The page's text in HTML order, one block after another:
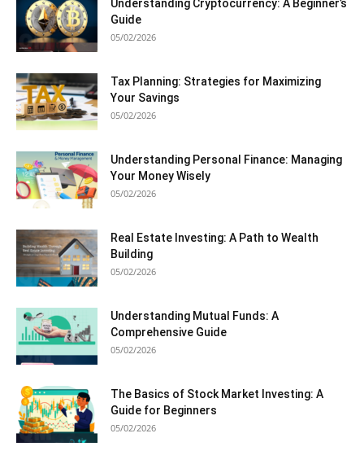
Understanding Cryptocurrency: A Beginner’s
Guide
05/02/2026
Tax Planning: Strategies for Maximizing
Your Savings
05/02/2026
Understanding Personal Finance: Managing
Your Money Wisely
05/02/2026
Real Estate Investing: A Path to Wealth
Building
05/02/2026
Understanding Mutual Funds: A
Comprehensive Guide
05/02/2026
The Basics of Stock Market Investing: A
Guide for Beginners
05/02/2026